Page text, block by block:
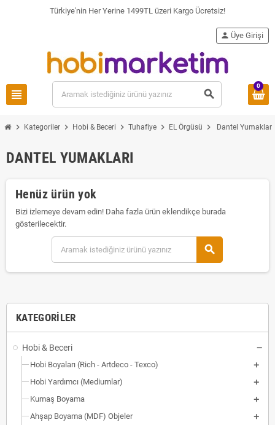
Türkiye'nin Her Yerine 1499TL üzeri Kargo Ücretsiz!
view_headline search
person Üye Girişi
0
chevron_right Kategoriler chevron_right Hobi & Beceri chevron_right Tuhafiye chevron_right EL Örgüsü chevron_right Dantel Yumakları
KATEGORILER
Hobi & Beceri
Hobi Boyaları (Rich - Artdeco - Texco)
Hobi Yardımcı (Mediumlar)
Kumaş Boyama
Ahşap Boyama (MDF) Objeler
DANTEL YUMAKLARI
Henüz ürün yok
Bizi izlemeye devam edin! Daha fazla ürün eklendikçe burada
gösterilecektir.
search